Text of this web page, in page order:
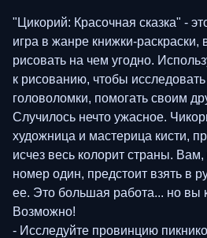
"Цикорий: Красочная сказка" -
игра в жанре книжки-раскраски,
рисовать на чем угодно.
к рисованию, чтобы
головоломки, помогать своим
Случилось нечто ужасное.
художница и мастерица кисти,
исчез весь колорит страны.
номер один, предстоит взять в
ее. Это большая работа... но вы
Возможно!
- Исследуйте провинцию